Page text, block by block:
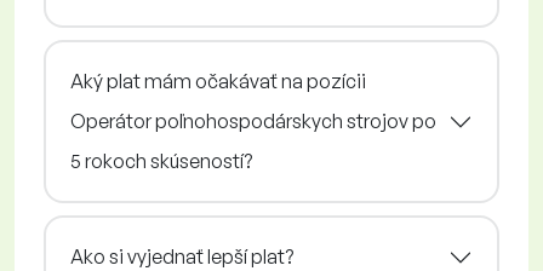
Aký plat mám očakávať na pozícii
Operátor poľnohospodárskych strojov po
5 rokoch skúseností?
Ako si vyjednať lepší plat?